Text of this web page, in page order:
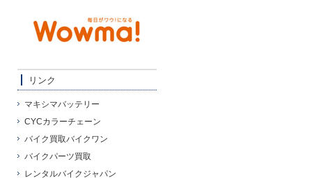
リンク
マキシマバッテリー
CYCカラーチェーン
バイク買取バイクワン
バイクパーツ買取
レンタルバイクジャパン